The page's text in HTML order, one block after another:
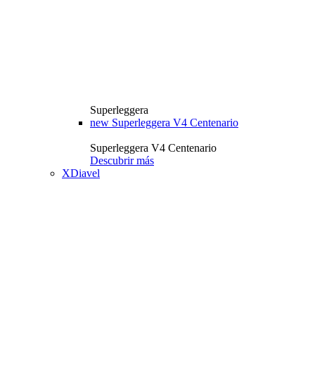
Superleggera
new Superleggera V4 Centenario
Superleggera V4 Centenario
Descubrir más
XDiavel